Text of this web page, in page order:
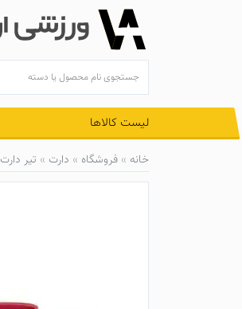
لیست کالاها
خانه » فروشگاه » دارت » تیر دارت